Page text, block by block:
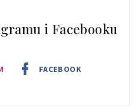
i Facebooku
FACEBOOK